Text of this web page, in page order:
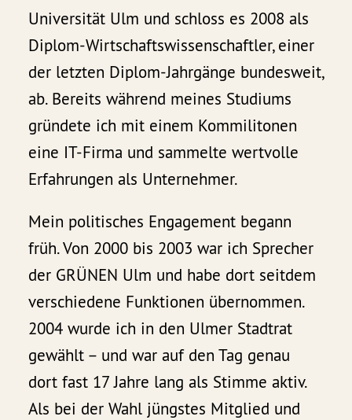
Universität Ulm und schloss es 2008 als
Diplom-Wirtschaftswissenschaftler, einer
der letzten Diplom-Jahrgänge bundesweit,
ab. Bereits während meines Studiums
gründete ich mit einem Kommilitonen
eine IT-Firma und sammelte wertvolle
Erfahrungen als Unternehmer.
Mein politisches Engagement begann
früh. Von 2000 bis 2003 war ich Sprecher
der GRÜNEN Ulm und habe dort seitdem
verschiedene Funktionen übernommen.
2004 wurde ich in den Ulmer Stadtrat
gewählt – und war auf den Tag genau
dort fast 17 Jahre lang als Stimme aktiv.
Als bei der Wahl jüngstes Mitglied und